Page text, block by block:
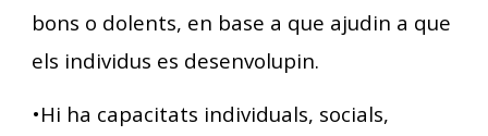
bons o dolents, en base a que ajudin a que
els individus es desenvolupin.
•Hi ha capacitats individuals, socials,